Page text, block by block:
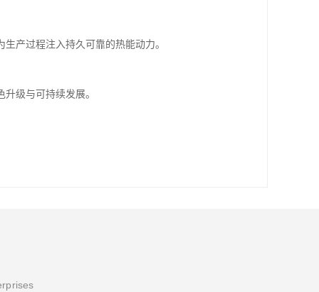
产过程注入持久可靠的热能动力。
级与可持续发展。